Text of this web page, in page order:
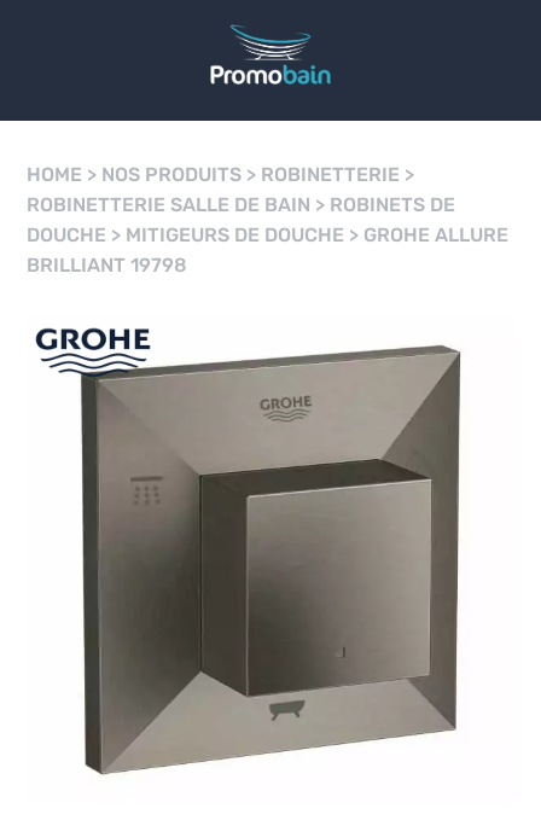
HOME > NOS PRODUITS > ROBINETTERIE >
ROBINETTERIE SALLE DE BAIN > ROBINETS DE
DOUCHE > MITIGEURS DE DOUCHE > GROHE ALLURE
BRILLIANT 19798